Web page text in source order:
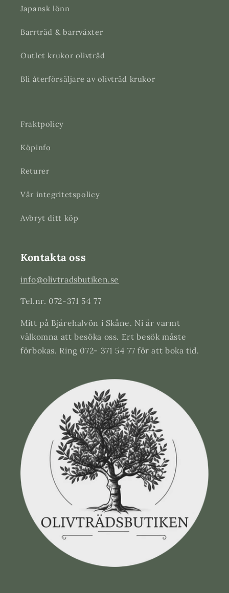
Japansk lönn
Barrträd & barrväxter
Outlet krukor olivträd
Bli återförsäljare av olivträd krukor
Fraktpolicy
Köpinfo
Returer
Vår integritetspolicy
Avbryt ditt köp
Kontakta oss
info@olivtradsbutiken.se
Tel.nr. 072-371 54 77
Mitt på Bjärehalvön i Skåne. Ni är varmt
välkomna att besöka oss. Ert besök måste
förbokas. Ring 072- 371 54 77 för att boka tid.